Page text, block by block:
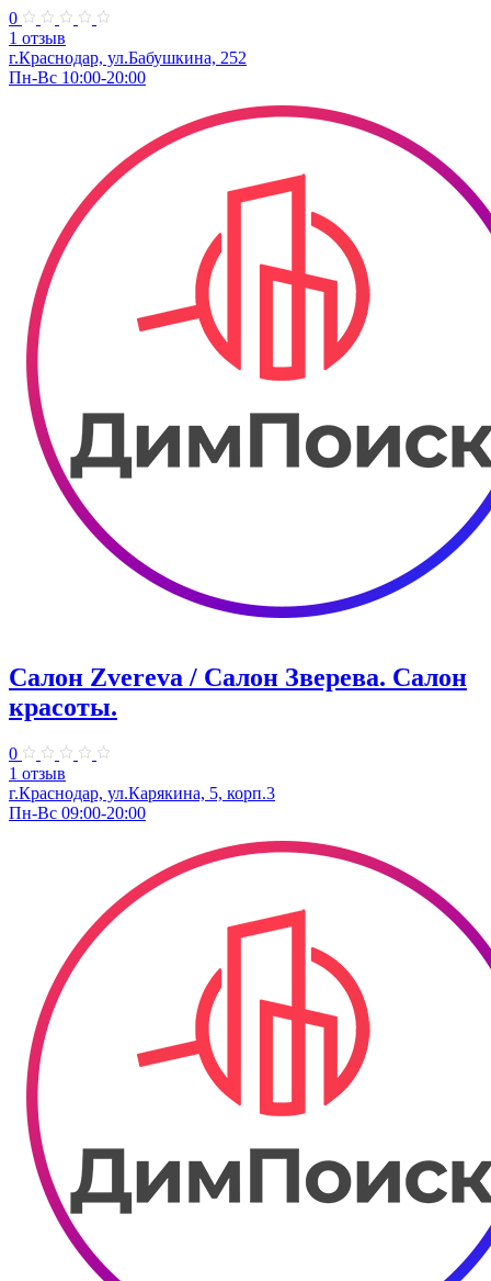
0
1 отзыв
г.Краснодар, ул.Бабушкина, 252
Пн-Вс 10:00-20:00
Салон Zvereva / Салон Зверева. Салон
красоты.
0
1 отзыв
г.Краснодар, ул.Карякина, 5, корп.3
Пн-Вс 09:00-20:00